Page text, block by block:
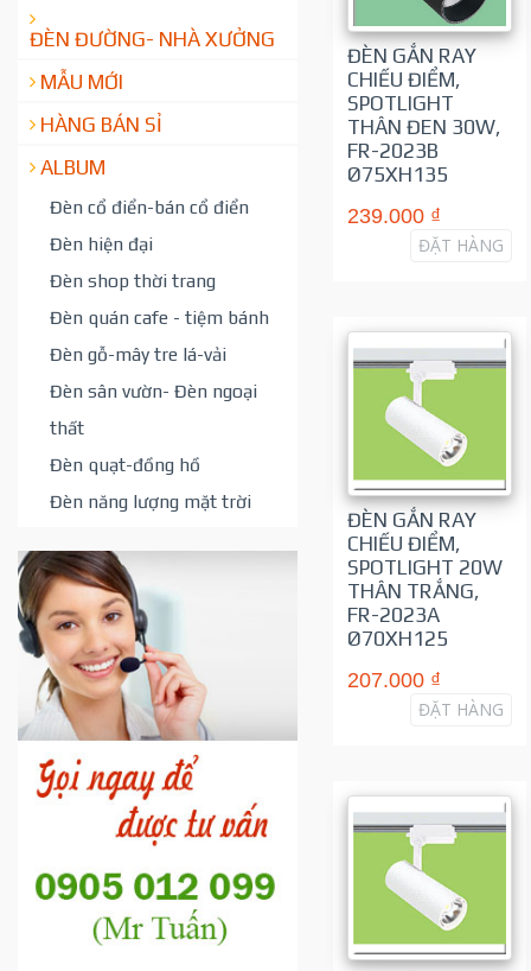
ĐÈN ĐƯỜNG- NHÀ XƯỞNG
MẪU MỚI
HÀNG BÁN SỈ
ALBUM
Đèn cổ điển-bán cổ điển
Đèn hiện đại
Đèn shop thời trang
Đèn quán cafe - tiệm bánh
Đèn gỗ-mây tre lá-vải
Đèn sân vườn- Đèn ngoại
thất
Đèn quạt-đồng hồ
Đèn năng lượng mặt trời
ĐÈN GẮN RAY
CHIẾU ĐIỂM,
SPOTLIGHT
THÂN ĐEN 30W,
FR-2023B
Ø75XH135
239.000 ₫
ĐẶT HÀNG
ĐÈN GẮN RAY
CHIẾU ĐIỂM,
SPOTLIGHT 20W
THÂN TRẮNG,
FR-2023A
Ø70XH125
207.000 ₫
ĐẶT HÀNG